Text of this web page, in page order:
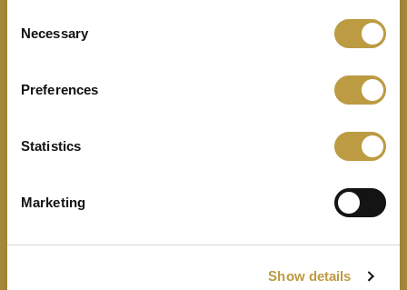
Selection
Necessary
Preferences
Statistics
Marketing
Show details